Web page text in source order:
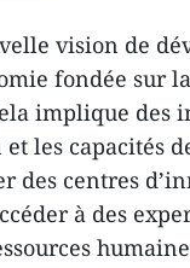
vision de
fondée sur
implique des
les capacités
des centres
à des